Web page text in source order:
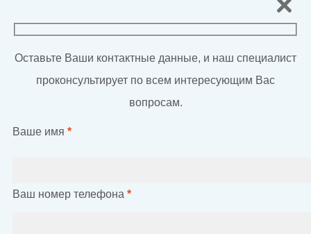
Оставьте Ваши контактные данные, и наш специалист
проконсультирует по всем интересующим Вас
вопросам.
Ваше имя *
Ваш номер телефона *